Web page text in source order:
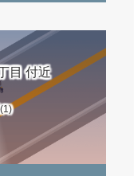
目 付近
(1)